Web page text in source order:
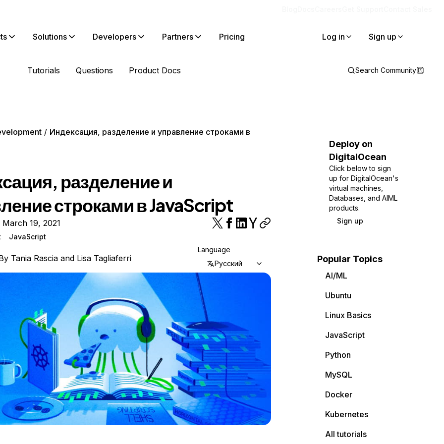
Solutions Developers Partners Pricing Log in Sign up
Tutorials Questions Product Docs Search Community
Индексация, разделение и управление строками в
разделение и
строками в JavaScript
19, 2021
JavaScript
Tania Rasciaand Lisa Tagliaferri
Language
Русский
Deploy on
DigitalOcean
Click below to sign
up for DigitalOcean's
virtual machines,
Databases, and AIML
products.
Sign up
Popular Topics
AI/ML
Ubuntu
Linux Basics
JavaScript
Python
MySQL
Docker
Kubernetes
All tutorials